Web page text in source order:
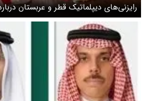
رایزنی‌های دیپلماتیک قطر و عربستان